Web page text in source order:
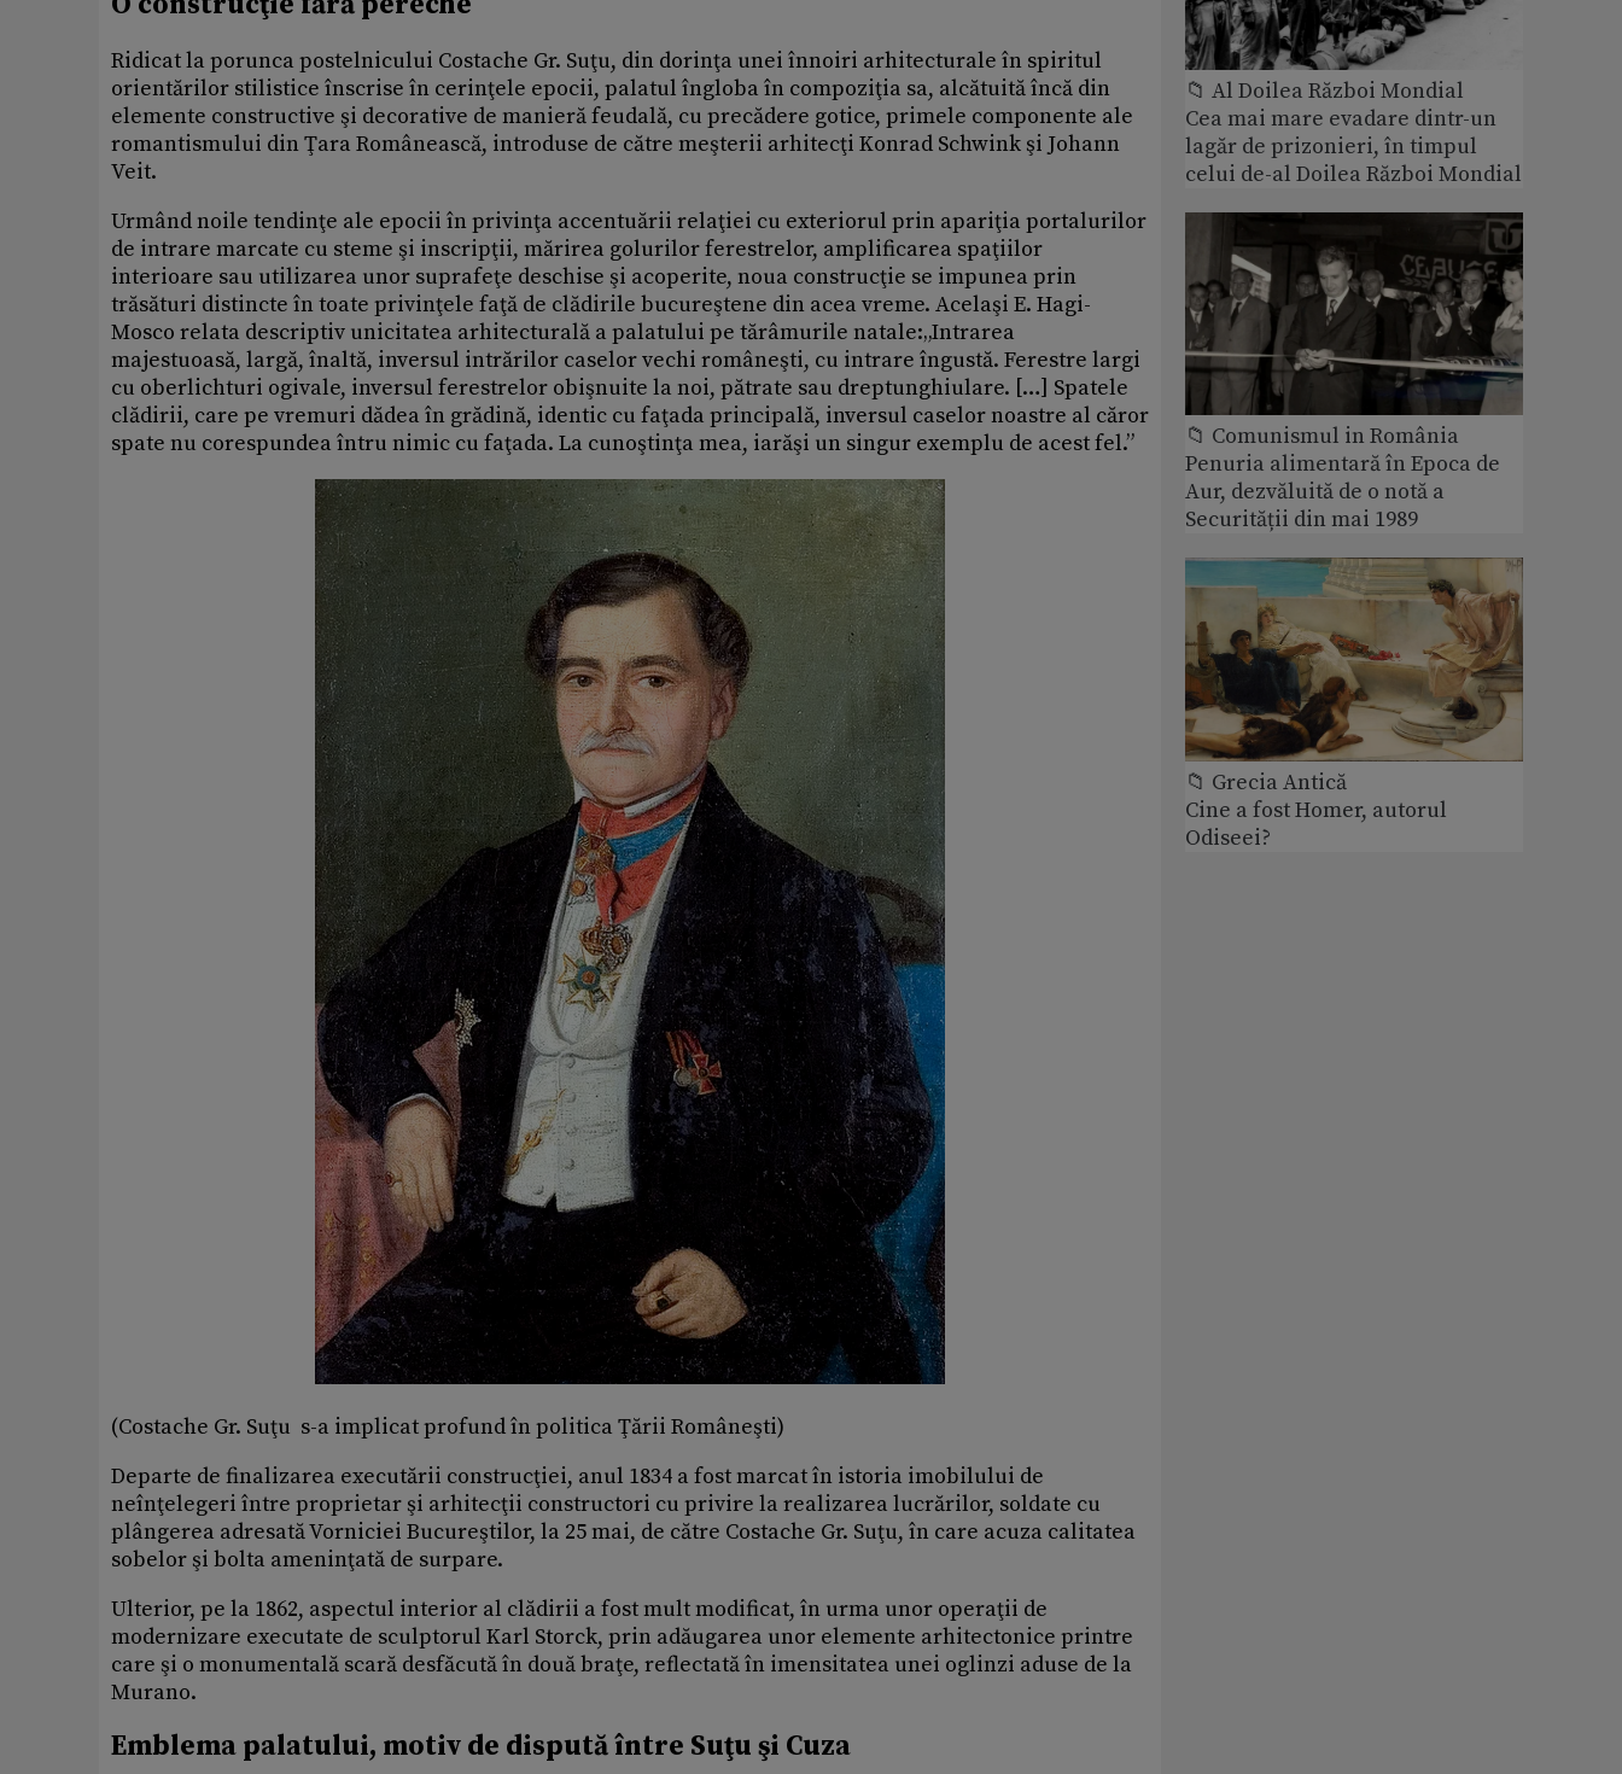
Ridicat la porunca postelnicului Costache Gr. Suţu, din dorinţa unei înnoiri arhitecturale în spiritul
orientărilor stilistice înscrise în cerinţele epocii, palatul îngloba în compoziţia sa, alcătuită încă din
elemente constructive şi decorative de manieră feudală, cu precădere gotice, primele componente ale
romantismului din Ţara Românească, introduse de către meşterii arhitecţi Konrad Schwink şi Johann
Veit.
Urmând noile tendinţe ale epocii în privinţa accentuării relaţiei cu exteriorul prin apariţia portalurilor
de intrare marcate cu steme şi inscripţii, mărirea golurilor ferestrelor, amplificarea spaţiilor
interioare sau utilizarea unor suprafeţe deschise şi acoperite, noua construcţie se impunea prin
trăsături distincte în toate privinţele faţă de clădirile bucureştene din acea vreme. Acelaşi E. Hagi-
Mosco relata descriptiv unicitatea arhitecturală a palatului pe tărâmurile natale:„Intrarea
majestuoasă, largă, înaltă, inversul intrărilor caselor vechi româneşti, cu intrare îngustă. Ferestre largi
cu oberlichturi ogivale, inversul ferestrelor obişnuite la noi, pătrate sau dreptunghiulare. […] Spatele
clădirii, care pe vremuri dădea în grădină, identic cu faţada principală, inversul caselor noastre al căror
spate nu corespundea întru nimic cu faţada. La cunoştinţa mea, iarăşi un singur exemplu de acest fel.”
(Costache Gr. Suţu s-a implicat profund în politica Ţării Româneşti)
Departe de finalizarea executării construcţiei, anul 1834 a fost marcat în istoria imobilului de
neînţelegeri între proprietar şi arhitecţii constructori cu privire la realizarea lucrărilor, soldate cu
plângerea adresată Vorniciei Bucureştilor, la 25 mai, de către Costache Gr. Suţu, în care acuza calitatea
sobelor şi bolta ameninţată de surpare.
Ulterior, pe la 1862, aspectul interior al clădirii a fost mult modificat, în urma unor operaţii de
modernizare executate de sculptorul Karl Storck, prin adăugarea unor elemente arhitectonice printre
care şi o monumentală scară desfăcută în două braţe, reflectată în imensitatea unei oglinzi aduse de la
Murano.
Emblema palatului, motiv de dispută între Suţu şi Cuza
📁 Al Doilea Război Mondial
Cea mai mare evadare dintr-un
lagăr de prizonieri, în timpul
celui de-al Doilea Război Mondial
📁 Comunismul in România
Penuria alimentară în Epoca de
Aur, dezvăluită de o notă a
Securității din mai 1989
📁 Grecia Antică
Cine a fost Homer, autorul
Odiseei?